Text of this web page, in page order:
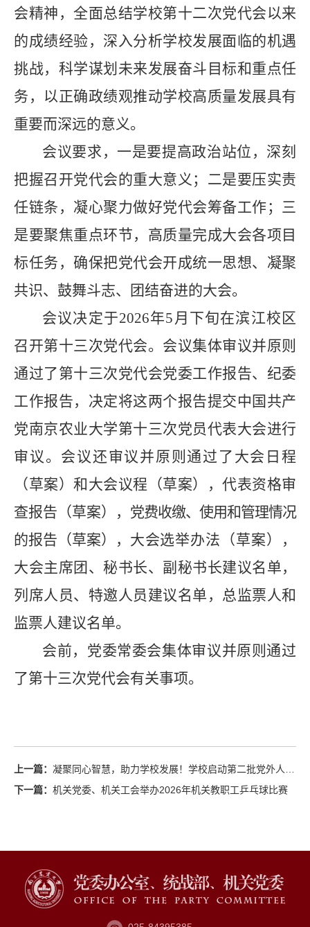
会精神，全面总结学校第十二次党代会以来
的成绩经验，深入分析学校发展面临的机遇
挑战，科学谋划未来发展奋斗目标和重点任
务，以正确政绩观推动学校高质量发展具有
重要而深远的意义。
会议要求，一是要提高政治站位，深刻
把握召开党代会的重大意义；二是要压实责
任链条，凝心聚力做好党代会筹备工作；三
是要聚焦重点环节，高质量完成大会各项目
标任务，确保把党代会开成统一思想、凝聚
共识、鼓舞斗志、团结奋进的大会。
会议决定于2026年5 月下旬在滨江校区
召开第十三次党代会。会议集体审议并原则
通过了第十三次党代会党委工作报告、纪委
工作报告，决定将这两个报告提交中国共产
党南京农业大学第十三次党员代表大会进行
审议。会议还审议并原则通过了大会日程
（草案）和大会议程（草案），代表资格审
查报告（草案）， 党费收缴、使用和管理情况
的报告（草案）， 大会选举办法（草案），
大会主席团、秘书长、副秘书长建议名单，
列席人员、特邀人员建议名单，总监票人和
监票人建议名单。
会前，党委常委会集体审议并原则通过
了第十三次党代会有关事项。
上一篇： 凝聚同心智慧，助力学校发展！学校启动第二批党外人士校内挂职工作
下一篇： 机关党委、机关工会举办2026年机关教职工乒乓球比赛